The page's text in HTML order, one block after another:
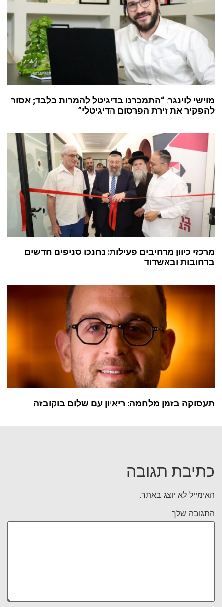
מוישי לוינגר: “התמכרנו בדיגיטל להמרות בלבד; אסור
להפקיר את זירת הפרסום הדיגיטלי”
מרכזי כיוון מרחיבים פעילות: נחנכו סניפים חדשים
ברחובות ובאשדוד
תעסוקה בזמן מלחמה: ריאיון עם שלום בוקובזה
כתיבת תגובה
האימייל לא יוצג באתר.
התגובה שלך